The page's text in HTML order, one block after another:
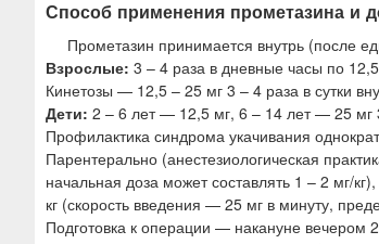
Способ применения прометазина и
Прометазин принимается внутрь (после
Взрослые: 3 – 4 раза в дневные часы по
Кинетозы — 12,5 – 25 мг 3 – 4 раза в сутки
Дети: 2 – 6 лет — 12,5 мг, 6 – 14 лет — 25 мг
Профилактика синдрома укачивания
Парентерально (анестезиологическая
начальная доза может составлять 1 – 2 мг/
кг (скорость введения — 25 мг в минуту,
Подготовка к операции — накануне вечером